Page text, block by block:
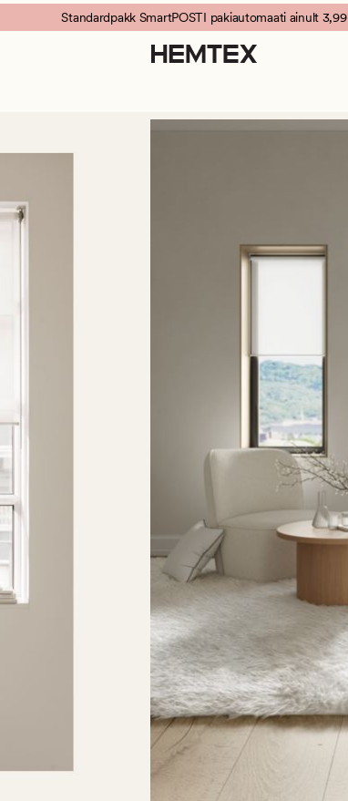
Standardpakk SmartPOSTI pakiautomaati ainult 3,99